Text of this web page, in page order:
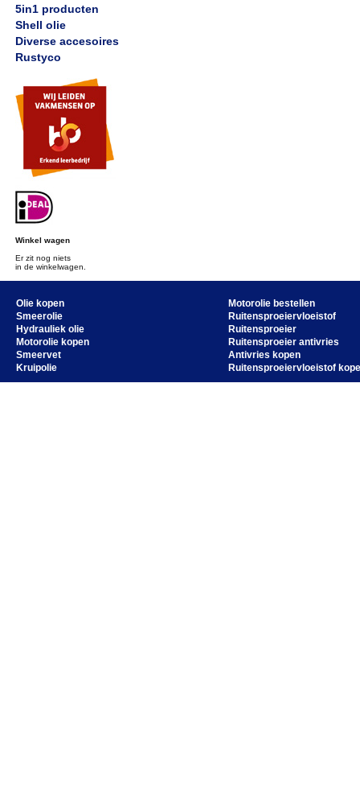
5in1 producten
Shell olie
Diverse accesoires
Rustyco
Winkel wagen
Er zit nog niets
in de winkelwagen.
Olie kopen
Smeerolie
Hydrauliek olie
Motorolie kopen
Smeervet
Kruipolie
Motorolie bestellen
Ruitensproeiervloeistof
Ruitensproeier
Ruitensproeier antivries
Antivries kopen
Ruitensproeiervloeistof